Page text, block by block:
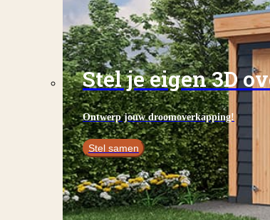
Stel je eigen 3D
Ontwerp jouw droomoverkapping!
Stel samen